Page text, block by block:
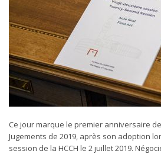
Ce jour marque le premier anniversaire
Jugements de 2019, après son adoption
session de la HCCH le 2 juillet 2019.